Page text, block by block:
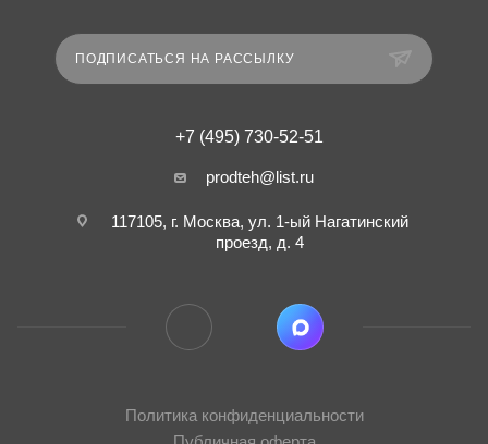
ПОДПИСАТЬСЯ НА РАССЫЛКУ
+7 (495) 730-52-51
prodteh@list.ru
117105, г. Москва, ул. 1-ый Нагатинский
проезд, д. 4
Политика конфиденциальности